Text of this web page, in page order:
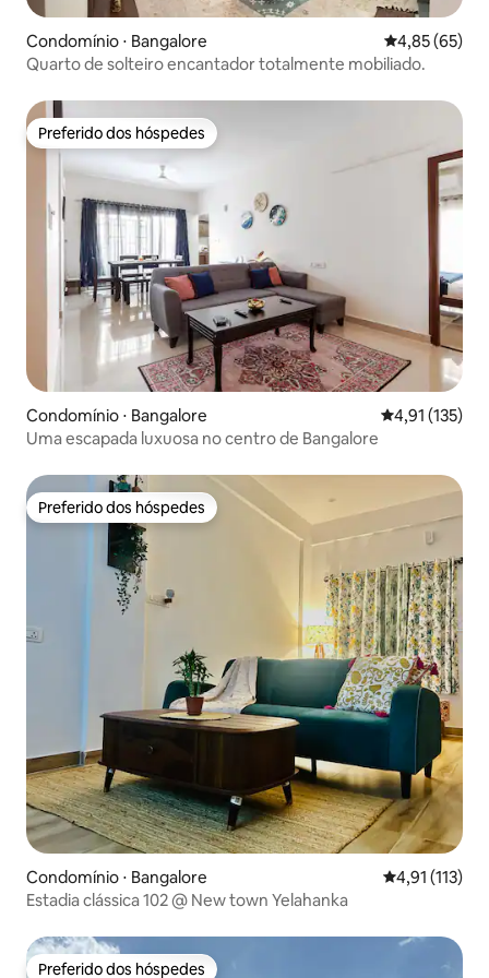
Condomínio ⋅ Bangalore 4,85 de uma
4,85 (65)
Quarto de solteiro encantador totalmente mobiliado.
Preferido dos hóspedes
Preferido dos hóspedes
Condomínio ⋅ Bangalore 4,91 de uma
4,91 (135)
Uma escapada luxuosa no centro de Bangalore
Preferido dos hóspedes
Preferido dos hóspedes
Condomínio ⋅ Bangalore 4,91 de uma
4,91 (113)
Estadia clássica 102 @ New town Yelahanka
Preferido dos hóspedes